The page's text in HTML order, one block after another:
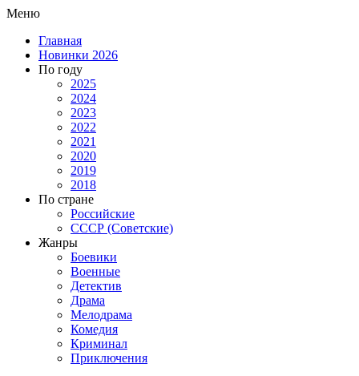
Меню
Главная
Новинки 2026
По году
2025
2024
2023
2022
2021
2020
2019
2018
По стране
Российские
СССР (Советские)
Жанры
Боевики
Военные
Детектив
Драма
Мелодрама
Комедия
Криминал
Приключения